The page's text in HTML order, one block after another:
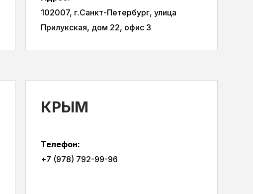
102007, г.Санкт-Петербург, улица
Прилукская, дом 22, офис 3
КРЫМ
Телефон:
‪+7 (978) 792-99-96